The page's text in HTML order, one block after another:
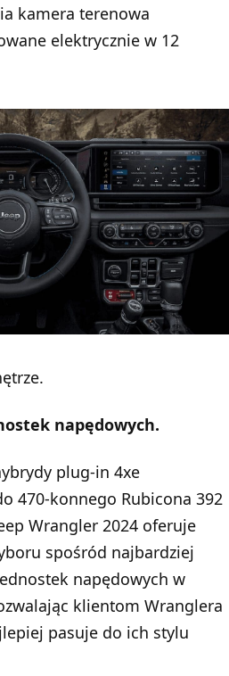
kamera terenowa
elektrycznie w 12
napędowych.
plug-in 4xe
470-konnego Rubicona 392
Wrangler 2024 oferuje
spośród najbardziej
napędowych w
klientom Wranglera
pasuje do ich stylu